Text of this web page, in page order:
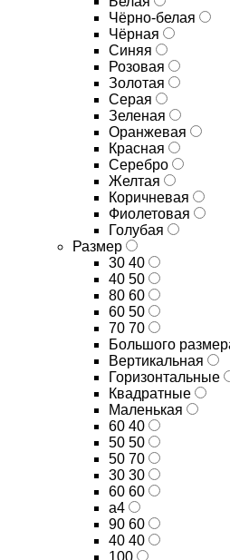
Чёрно-белая
Чёрная
Синяя
Розовая
Золотая
Серая
Зеленая
Оранжевая
Красная
Серебро
Желтая
Коричневая
Фиолетовая
Голубая
Размер
30 40
40 50
80 60
60 50
70 70
Большого
Вертикальная
Горизонтальные
Квадратные
Маленькая
60 40
50 50
50 70
30 30
60 60
а4
90 60
40 40
100